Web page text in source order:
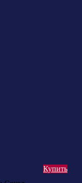
Купить